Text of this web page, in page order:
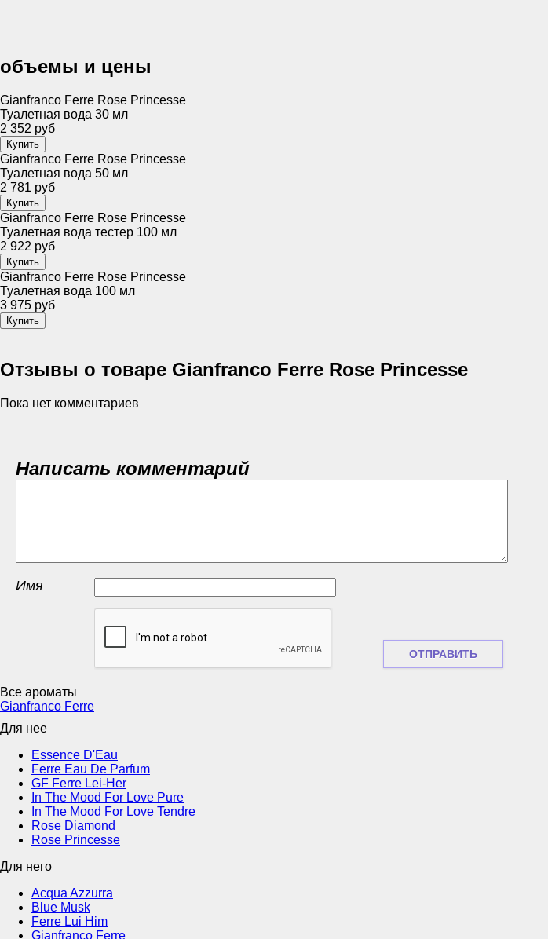
объемы и цены
Gianfranco Ferre Rose Princesse
Туалетная вода 30 мл
2 352 руб
Gianfranco Ferre Rose Princesse
Туалетная вода 50 мл
2 781 руб
Gianfranco Ferre Rose Princesse
Туалетная вода тестер 100 мл
2 922 руб
Gianfranco Ferre Rose Princesse
Туалетная вода 100 мл
3 975 руб
Отзывы о товаре Gianfranco Ferre Rose Princesse
Пока нет комментариев
Написать комментарий
Имя
Все ароматы
Gianfranco Ferre
Для нее
Essence D'Eau
Ferre Eau De Parfum
GF Ferre Lei-Her
In The Mood For Love Pure
In The Mood For Love Tendre
Rose Diamond
Rose Princesse
Для него
Acqua Azzurra
Blue Musk
Ferre Lui Him
Gianfranco Ferre